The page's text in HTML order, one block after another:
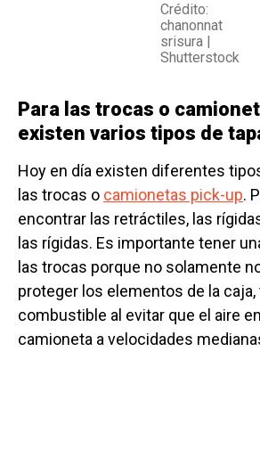
Crédito:
chanonnat
srisura |
Shutterstock
Para las trocas o
existen varios tipos de
Hoy en día existen diferentes
las trocas o camionetas pick-up.
encontrar las retráctiles, las
las rígidas. Es importante tener
las trocas porque no solamente
proteger los elementos de la
combustible al evitar que el aire
camioneta a velocidades